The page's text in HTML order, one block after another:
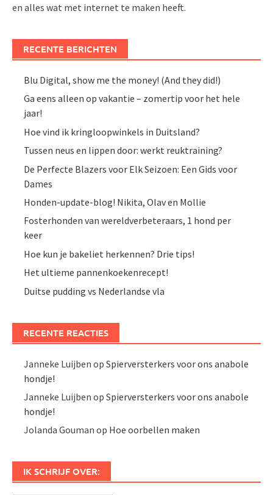
en alles wat met internet te maken heeft.
RECENTE BERICHTEN
Blu Digital, show me the money! (And they did!)
Ga eens alleen op vakantie – zomertip voor het hele
jaar!
Hoe vind ik kringloopwinkels in Duitsland?
Tussen neus en lippen door: werkt reuktraining?
De Perfecte Blazers voor Elk Seizoen: Een Gids voor
Dames
Honden-update-blog! Nikita, Olav en Mollie
Fosterhonden van wereldverbeteraars, 1 hond per
keer
Hoe kun je bakeliet herkennen? Drie tips!
Het ultieme pannenkoekenrecept!
Duitse pudding vs Nederlandse vla
RECENTE REACTIES
Janneke Luijben opSpierversterkers voor ons anabole
hondje!
Janneke Luijben opSpierversterkers voor ons anabole
hondje!
Jolanda Gouman op Hoe oorbellen maken
IK SCHRIJF OVER: